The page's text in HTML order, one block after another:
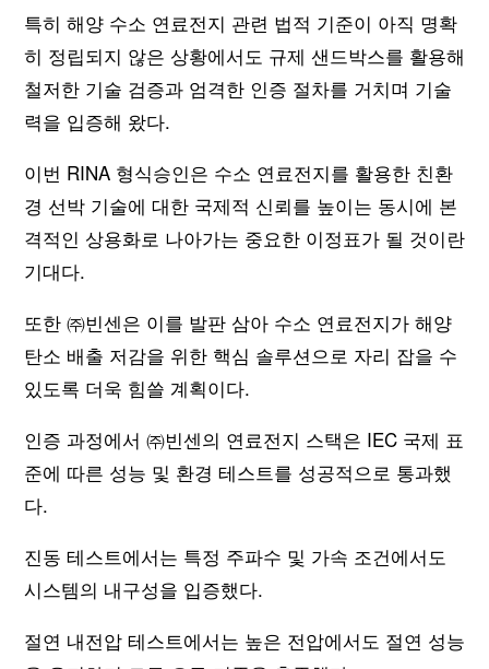
특히 해양 수소 연료전지 관련 법적 기준이 아직 명확
히 정립되지 않은 상황에서도 규제 샌드박스를 활용해
철저한 기술 검증과 엄격한 인증 절차를 거치며 기술
력을 입증해 왔다.
이번 RINA 형식승인은 수소 연료전지를 활용한 친환
경 선박 기술에 대한 국제적 신뢰를 높이는 동시에 본
격적인 상용화로 나아가는 중요한 이정표가 될 것이란
기대다.
또한 ㈜빈센은 이를 발판 삼아 수소 연료전지가 해양
탄소 배출 저감을 위한 핵심 솔루션으로 자리 잡을 수
있도록 더욱 힘쓸 계획이다.
인증 과정에서 ㈜빈센의 연료전지 스택은 IEC 국제 표
준에 따른 성능 및 환경 테스트를 성공적으로 통과했
다.
진동 테스트에서는 특정 주파수 및 가속 조건에서도
시스템의 내구성을 입증했다.
절연 내전압 테스트에서는 높은 전압에서도 절연 성능